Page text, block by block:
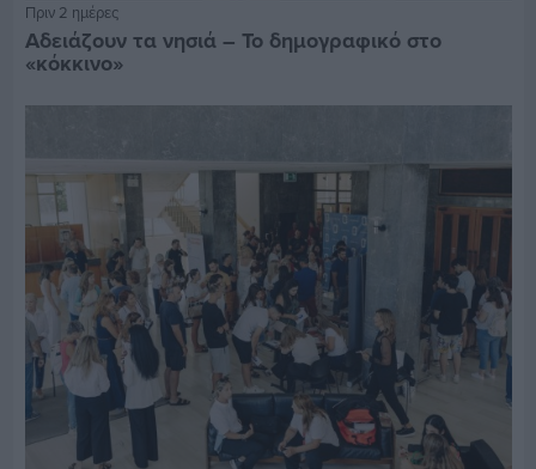
Πριν 2 ημέρες
Αδειάζουν τα νησιά – Το δημογραφικό στο
«κόκκινο»